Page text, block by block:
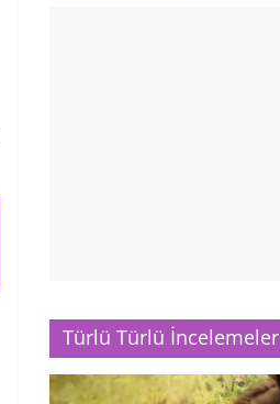
Türlü Türlü İncelemeler